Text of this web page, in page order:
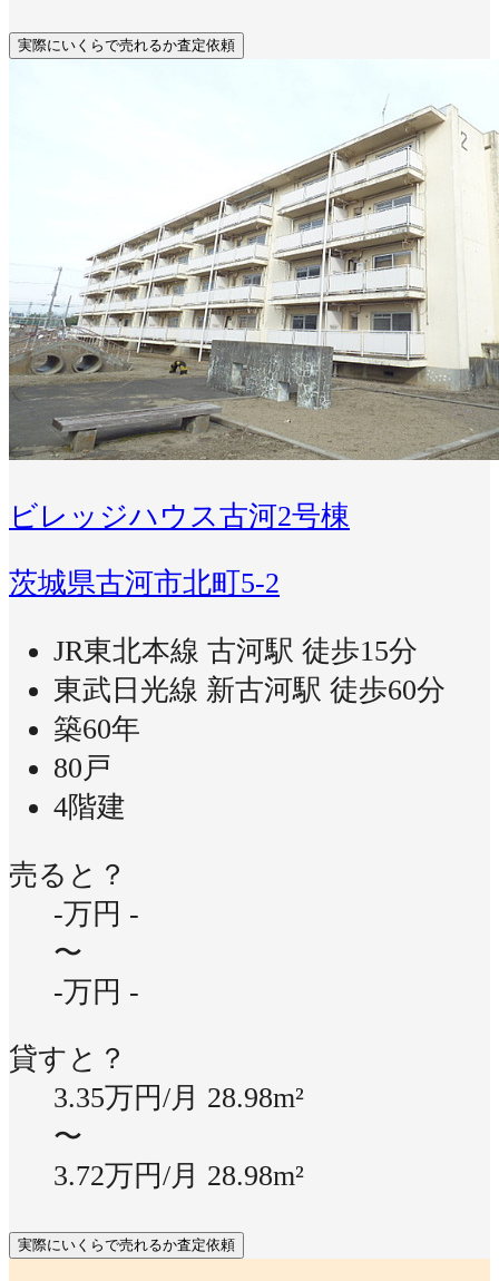
実際にいくらで売れるか査定依頼
ビレッジハウス古河2号棟
茨城県古河市北町5-2
JR東北本線 古河駅 徒歩15分
東武日光線 新古河駅 徒歩60分
築60年
80戸
4階建
売ると？
-万円 -
〜
-万円 -
貸すと？
3.35万円/月 28.98m²
〜
3.72万円/月 28.98m²
実際にいくらで売れるか査定依頼